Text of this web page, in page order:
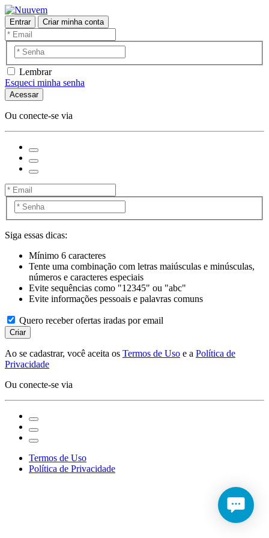
Entrar Criar minha conta
Lembrar
Esqueci minha senha
Acessar
Ou conecte-se via
Siga essas dicas:
Mínimo 6 caracteres
Tente uma combinação com letras maiúsculas e minúsculas,
números e caracteres especiais
Evite sequências como "12345" ou "abc"
Evite informações pessoais e palavras comuns
Quero receber ofertas iradas por email
Criar
Ao se cadastrar, você aceita os Termos de Uso e a Política de
Privacidade
Ou conecte-se via
Termos de Uso
Política de Privacidade